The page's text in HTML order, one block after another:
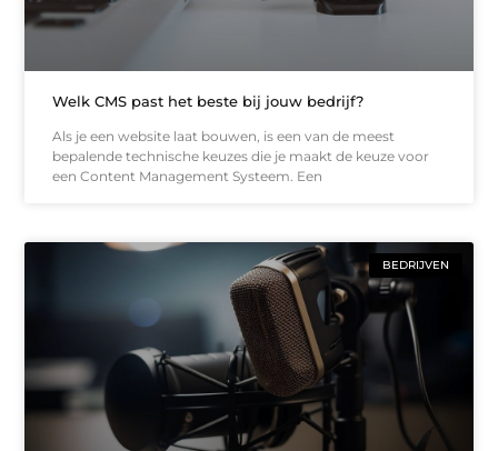
Welk CMS past het beste bij jouw bedrijf?
Als je een website laat bouwen, is een van de meest
bepalende technische keuzes die je maakt de keuze voor
een Content Management Systeem. Een
BEDRIJVEN